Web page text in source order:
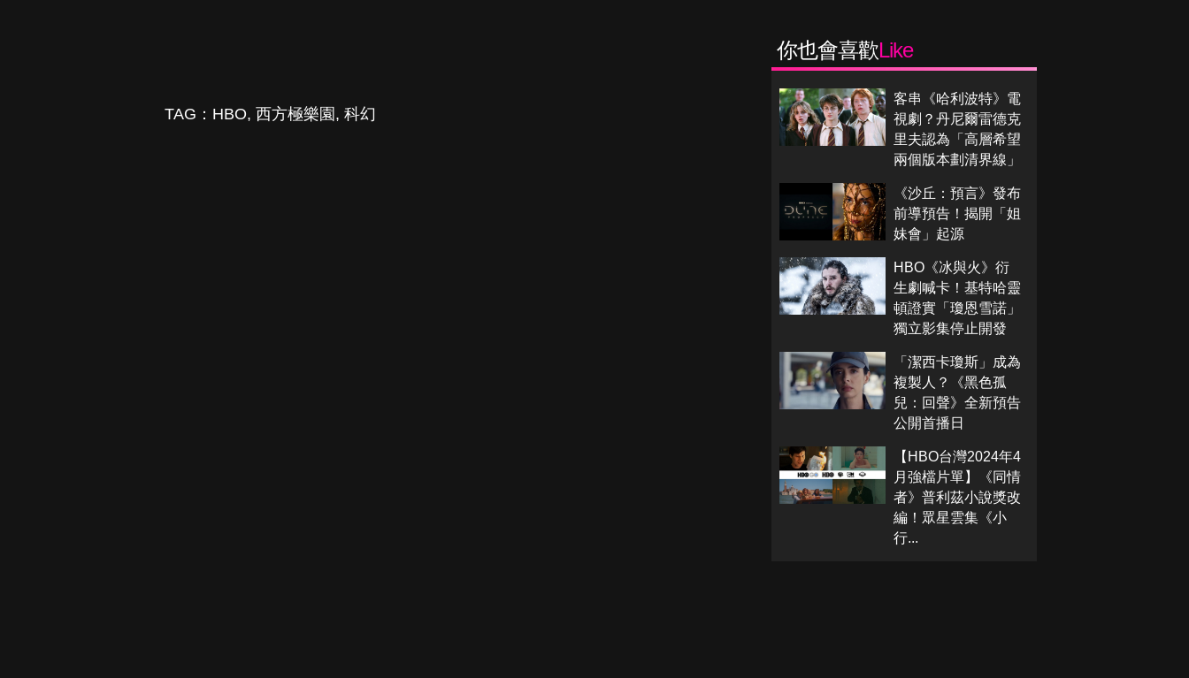
TAG： HBO, 西方極樂園 , 科幻
你也會喜歡Like
客串《哈利波特》電
視劇？丹尼爾雷德克
里夫認為「高層希望
兩個版本劃清界線」
《沙丘：預言》發布
前導預告！揭開「姐
妹會」起源
HBO《冰與火》衍
生劇喊卡！基特哈靈
頓證實「瓊恩雪諾」
獨立影集停止開發
「潔西卡瓊斯」成為
複製人？《黑色孤
兒：回聲》全新預告
公開首播日
【HBO台灣2024年4
月強檔片單】《同情
者》普利茲小說獎改
編！眾星雲集《小
行...